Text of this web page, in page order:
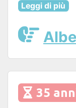
Leggi di più
35